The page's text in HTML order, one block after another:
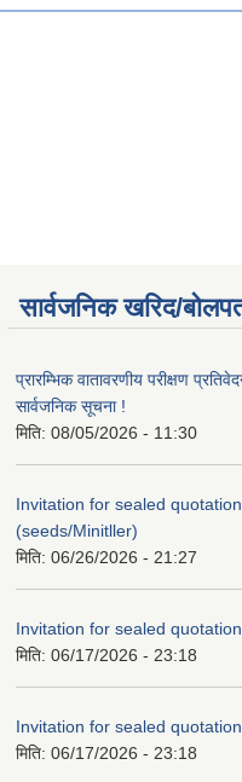
सार्वजनिक खरिद/
प्रारम्भिक वातावरणीय परीक्षण
सार्वजनिक सूचना !
मिति: 08/05/2026 - 11:30
Invitation for sealed quotation
(seeds/Minitller)
मिति: 06/26/2026 - 21:27
Invitation for sealed quotation
मिति: 06/17/2026 - 23:18
Invitation for sealed quotation
मिति: 06/17/2026 - 23:18